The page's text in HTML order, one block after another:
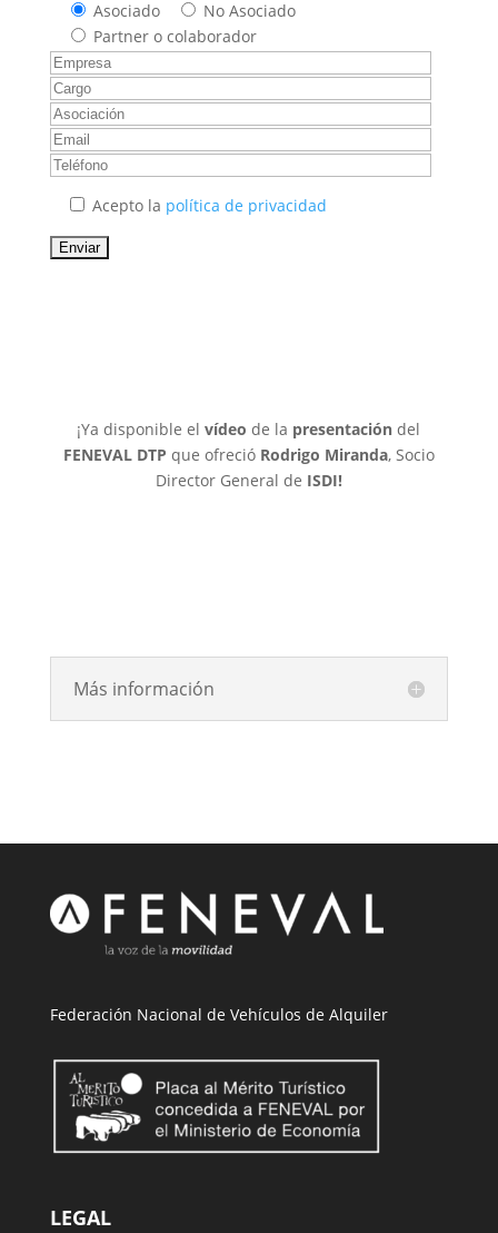
Asociado
No Asociado
Partner o colaborador
Acepto la política de privacidad
¡Ya disponible elvídeo de la presentación del
FENEVAL DTP que ofreció Rodrigo Miranda, Socio
Director General de ISDI!
Más información
Federación Nacional de Vehículos de Alquiler
LEGAL